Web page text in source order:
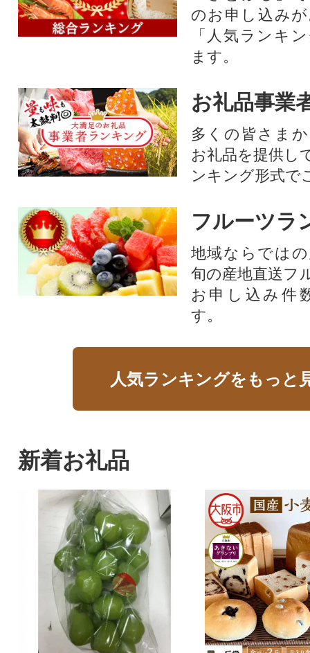
のお申し込み
「人気ランキ
ます。
お礼品事業
多くの皆さま
お礼品を提供し
ンキング形式で
フルーツラ
地域ならでは
旬の産地直送フ
お申し込み件
す。
人気ランキングをもっと
新着お礼品